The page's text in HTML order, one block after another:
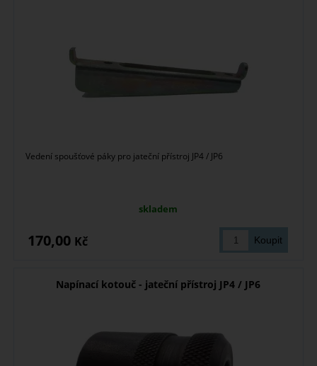
Vedení spoušťové páky pro jateční přístroj JP4 / JP6
skladem
170,00 Kč
Napínací kotouč - jateční přístroj JP4 / JP6